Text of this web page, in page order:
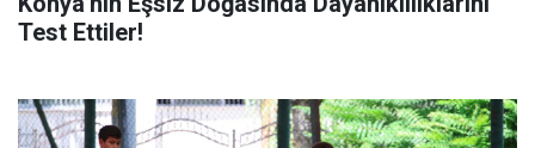
Test Ettiler!